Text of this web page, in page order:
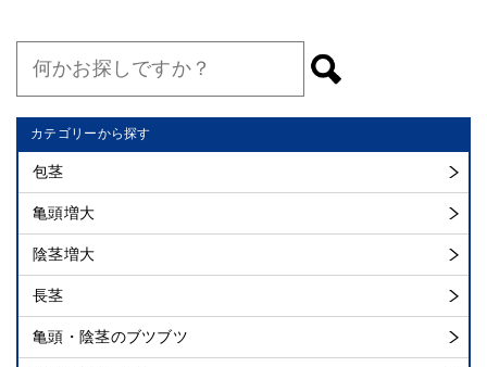
カテゴリーから探す
包茎
亀頭増大
陰茎増大
長茎
亀頭・陰茎のブツブツ